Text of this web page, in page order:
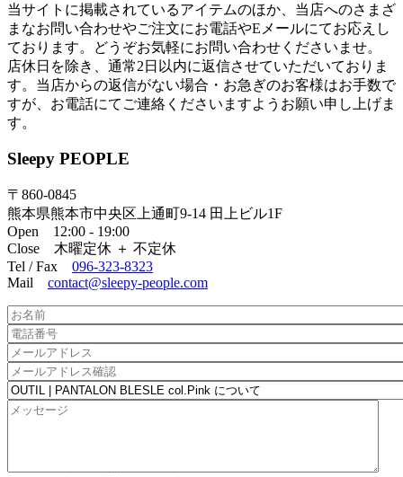
当サイトに掲載されているアイテムのほか、当店へのさまざ
まなお問い合わせやご注文にお電話やEメールにてお応えし
ております。どうぞお気軽にお問い合わせくださいませ。
店休日を除き、通常2日以内に返信させていただいておりま
す。当店からの返信がない場合・お急ぎのお客様はお手数で
すが、お電話にてご連絡くださいますようお願い申し上げま
す。
Sleepy PEOPLE
〒860-0845
熊本県熊本市中央区上通町9-14 田上ビル1F
Open 12:00 - 19:00
Close 木曜定休 ＋ 不定休
Tel / Fax 096-323-8323
Mail contact@sleepy-people.com